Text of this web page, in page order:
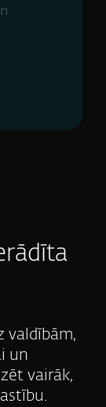
valdībām,
un
vairāk,